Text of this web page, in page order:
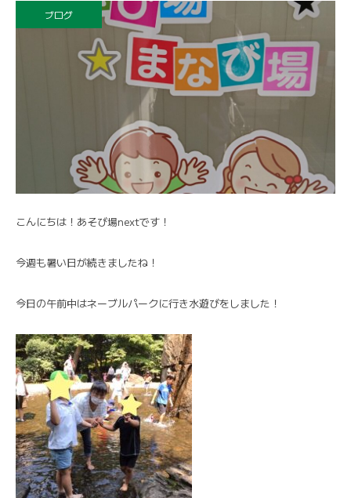
ブログ
こんにちは！あそび場nextです！
今週も暑い日が続きましたね！
今日の午前中はネーブルパークに行き水遊びをしました！